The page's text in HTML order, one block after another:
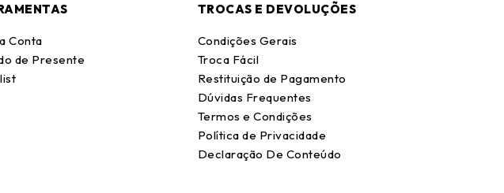
Conta
de Presente
TROCAS E DEVOLUÇÕES
Condições Gerais
Troca Fácil
Restituição de Pagamento
Dúvidas Frequentes
Termos e Condições
Política de Privacidade
Declaração De Conteúdo